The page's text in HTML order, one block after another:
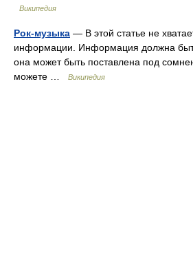
Википедия
Рок-музыка — В этой статье не
информации. Информация должна
она может быть поставлена под
можете …
Википедия